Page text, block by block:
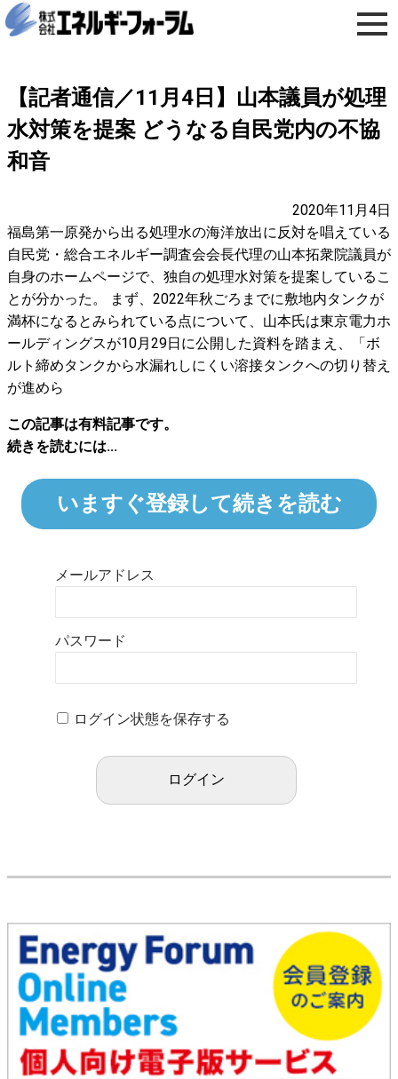
【記者通信／11月4日】山本議員が処理
水対策を提案 どうなる自民党内の不協
和音
2020年11月4日
福島第一原発から出る処理水の海洋放出に反対を唱えている
自民党・総合エネルギー調査会会長代理の山本拓衆院議員が
自身のホームページで、独自の処理水対策を提案しているこ
とが分かった。 まず、2022年秋ごろまでに敷地内タンクが
満杯になるとみられている点について、山本氏は東京電力ホ
ールディングスが10月29日に公開した資料を踏まえ、「ボ
ルト締めタンクから水漏れしにくい溶接タンクへの切り替え
が進めら
この記事は有料記事です。
続きを読むには...
いますぐ登録して続きを読む
メールアドレス
パスワード
ログイン状態を保存する